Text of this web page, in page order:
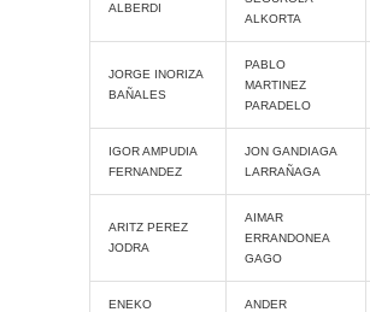
ALBERDI
ALKORTA
JORGE INORIZA
BAÑALES
PABLO
MARTINEZ
PARADELO
IGOR AMPUDIA
FERNANDEZ
JON GANDIAGA
LARRAÑAGA
ARITZ PEREZ
JODRA
AIMAR
ERRANDONEA
GAGO
ENEKO ANDER